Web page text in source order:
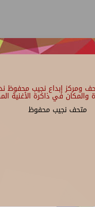
ومركز إبداع نجيب محفوظ
والمكان في ذاكرة الأغنية
متحف نجيب محفوظ